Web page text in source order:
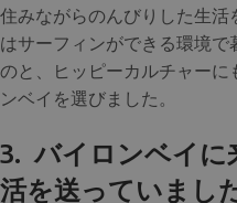
住みながらのんびりした生活
はサーフィンができる環境
のと、ヒッピーカルチャーに
ンベイを選びました。
3. バイロンベイに
活を送っていまし